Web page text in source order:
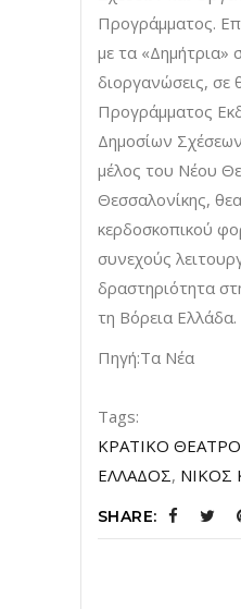
Προγράμματος.
με τα «Δημήτρια»
διοργανώσεις, σε
Προγράμματος
Δημοσίων
μέλος του Νέου
Θεσσαλονίκης,
κερδοσκοπικού
συνεχούς
δραστηριότητα
τη Βόρεια Ελλάδα.
Πηγή:Τα Νέα
Tags:
ΚΡΑΤΙΚΟ
ΕΛΛΑΔΟΣ, ΝΙΚΟΣ
SHARE: